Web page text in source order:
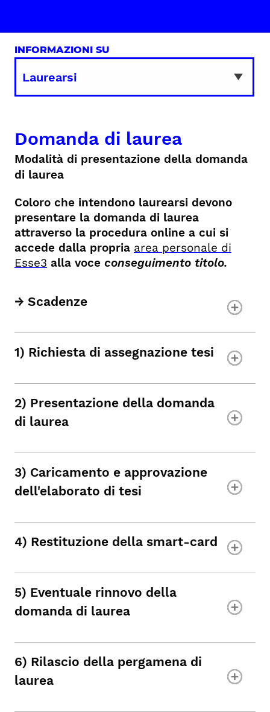
INFORMAZIONI SU
Domanda di laurea
Modalità di presentazione della domanda
di laurea
Coloro che intendono laurearsi devono
presentare la domanda di laurea
attraverso la procedura online a cui si
accede dalla propria area personale di
Esse3 alla voce conseguimento titolo.
→ Scadenze
1) Richiesta di assegnazione tesi
2) Presentazione della domanda
di laurea
3) Caricamento e approvazione
dell'elaborato di tesi
4) Restituzione della smart-card
5) Eventuale rinnovo della
domanda di laurea
6) Rilascio della pergamena di
laurea